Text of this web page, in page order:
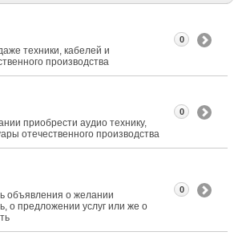
техники, кабелей и
производства
0
приобрести аудио технику,
отечественного производства
0
объявления о желании
о предложении услуг или же о
0